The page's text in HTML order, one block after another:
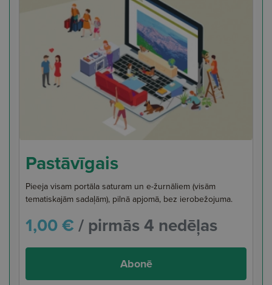
Pastāvīgais
Pieeja visam portāla saturam un e-žurnāliem (visām
tematiskajām sadaļām), pilnā apjomā, bez ierobežojuma.
1,00 € / pirmās 4 nedēļas
Abonē